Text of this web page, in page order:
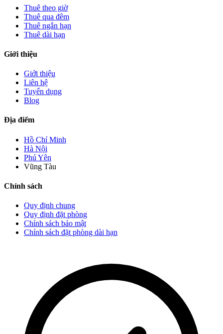
Thuê theo giờ
Thuê qua đêm
Thuê ngắn hạn
Thuê dài hạn
Giới thiệu
Giới thiệu
Liên hệ
Tuyển dụng
Blog
Địa điểm
Hồ Chí Minh
Hà Nội
Phú Yên
Vũng Tàu
Chính sách
Quy định chung
Quy định đặt phòng
Chính sách bảo mật
Chính sách đặt phòng dài hạn